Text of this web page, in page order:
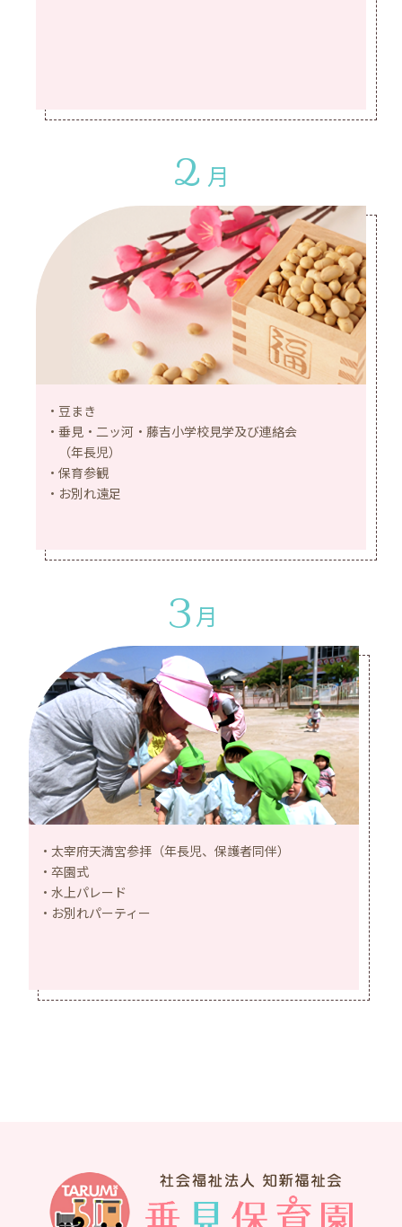
2 月
豆まき
垂見・二ッ河・藤吉小学校見学及び連絡会
（年長児）
保育参観
お別れ遠足
3月
太宰府天満宮参拝（年長児、保護者同伴）
卒園式
水上パレード
お別れパーティー